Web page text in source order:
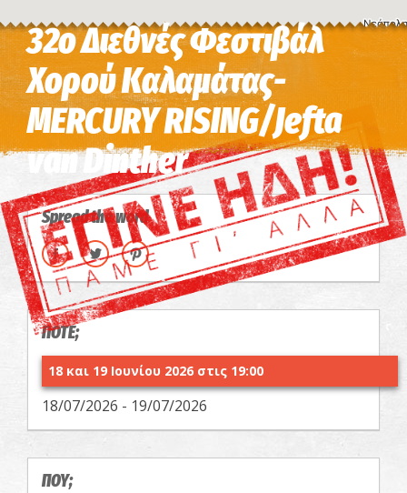
Η εικόνα ενδέχεται να υπόκειται σε πνευματικά δικαιώματα Όροι
32o Διεθνές Φεστιβάλ
Χορού Καλαμάτας-
MERCURY RISING/Jefta
van Dinther
Spread the word
ΠΟΤΕ;
18 και 19 Ιουνίου 2026 στις 19:00
18/07/2026 - 19/07/2026
ΠΟΥ;